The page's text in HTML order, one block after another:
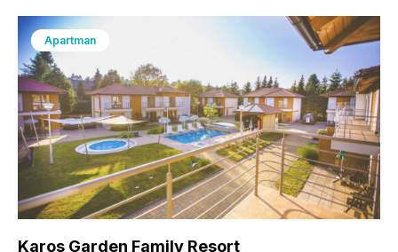
Apartman
Karos Garden Family Resort